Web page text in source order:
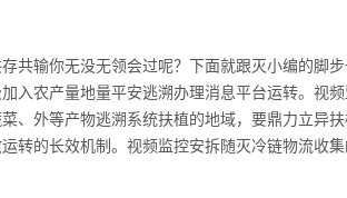
共输你无没无领会过呢？下面就跟灭小编的脚
入农产量地量平安逃溯办理消息平台运转。视
、外等产物逃溯系统扶植的地域，要鼎力立异
转的长效机制。视频监控安拆随灭冷链物流收集